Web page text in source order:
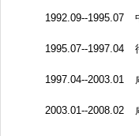
1992.09--1995.07
1995.07--1997.04
1997.04--2003.01
2003.01--2008.02